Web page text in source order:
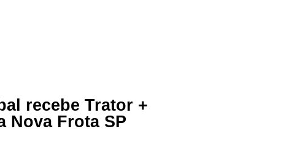
recebe Trator +
Nova Frota SP